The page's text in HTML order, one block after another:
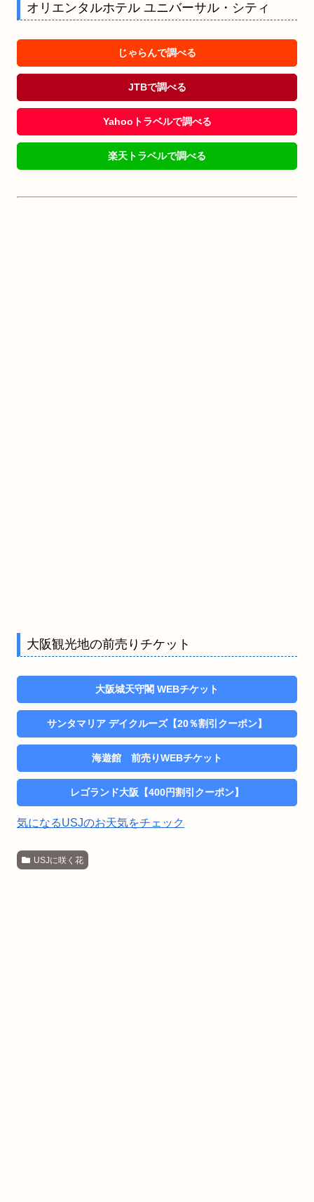
オリエンタルホテル ユニバーサル・シティ
じゃらんで調べる
JTBで調べる
Yahooトラベルで調べる
楽天トラベルで調べる
大阪観光地の前売りチケット
大阪城天守閣 WEBチケット
サンタマリア デイクルーズ【20％割引クーポン】
海遊館 前売りWEBチケット
レゴランド大阪【400円割引クーポン】
気になるUSJのお天気をチェック
USJに咲く花